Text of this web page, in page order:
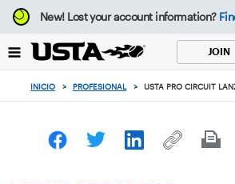
Enfoque
desde
botón
volver
principio
New!Lost your account information?
JOIN
INICIO > PROFESIONAL > USTA PRO CIRCUIT